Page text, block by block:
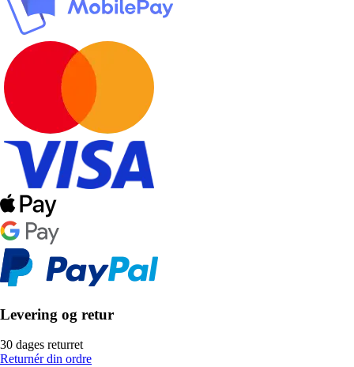
Levering og retur
30 dages returret
Returnér din ordre